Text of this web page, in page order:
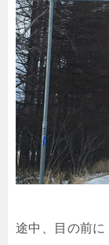
途中、目の前